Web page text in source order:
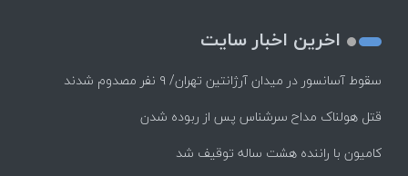
اخرین اخبار سایت
سقوط آسانسور در میدان آرژانتین تهران/ ۹ نفر مصدوم شدند
قتل هولناک مداح سرشناس پس از ربوده شدن
کامیون با راننده هشت ساله توقیف شد